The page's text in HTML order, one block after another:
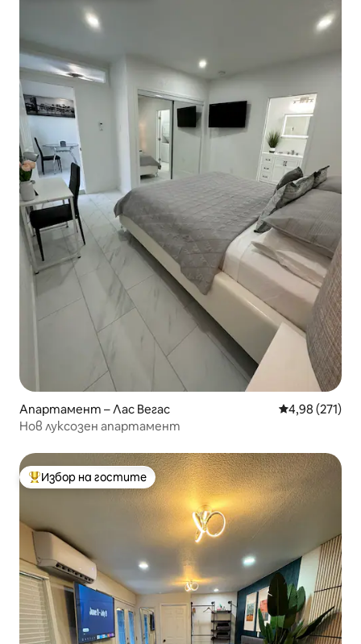
Апартамент – Лас Вегас Средна
4,98 (271)
Нов луксозен апартамент
Най-популярен избор на гостите
Избор на гостите